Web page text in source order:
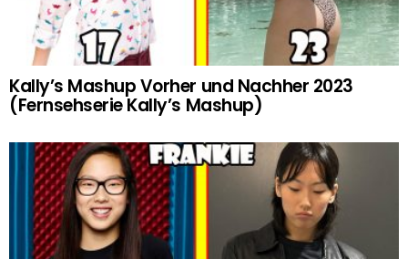
Kally’s Mashup Vorher und Nachher 2023
(Fernsehserie Kally’s Mashup)